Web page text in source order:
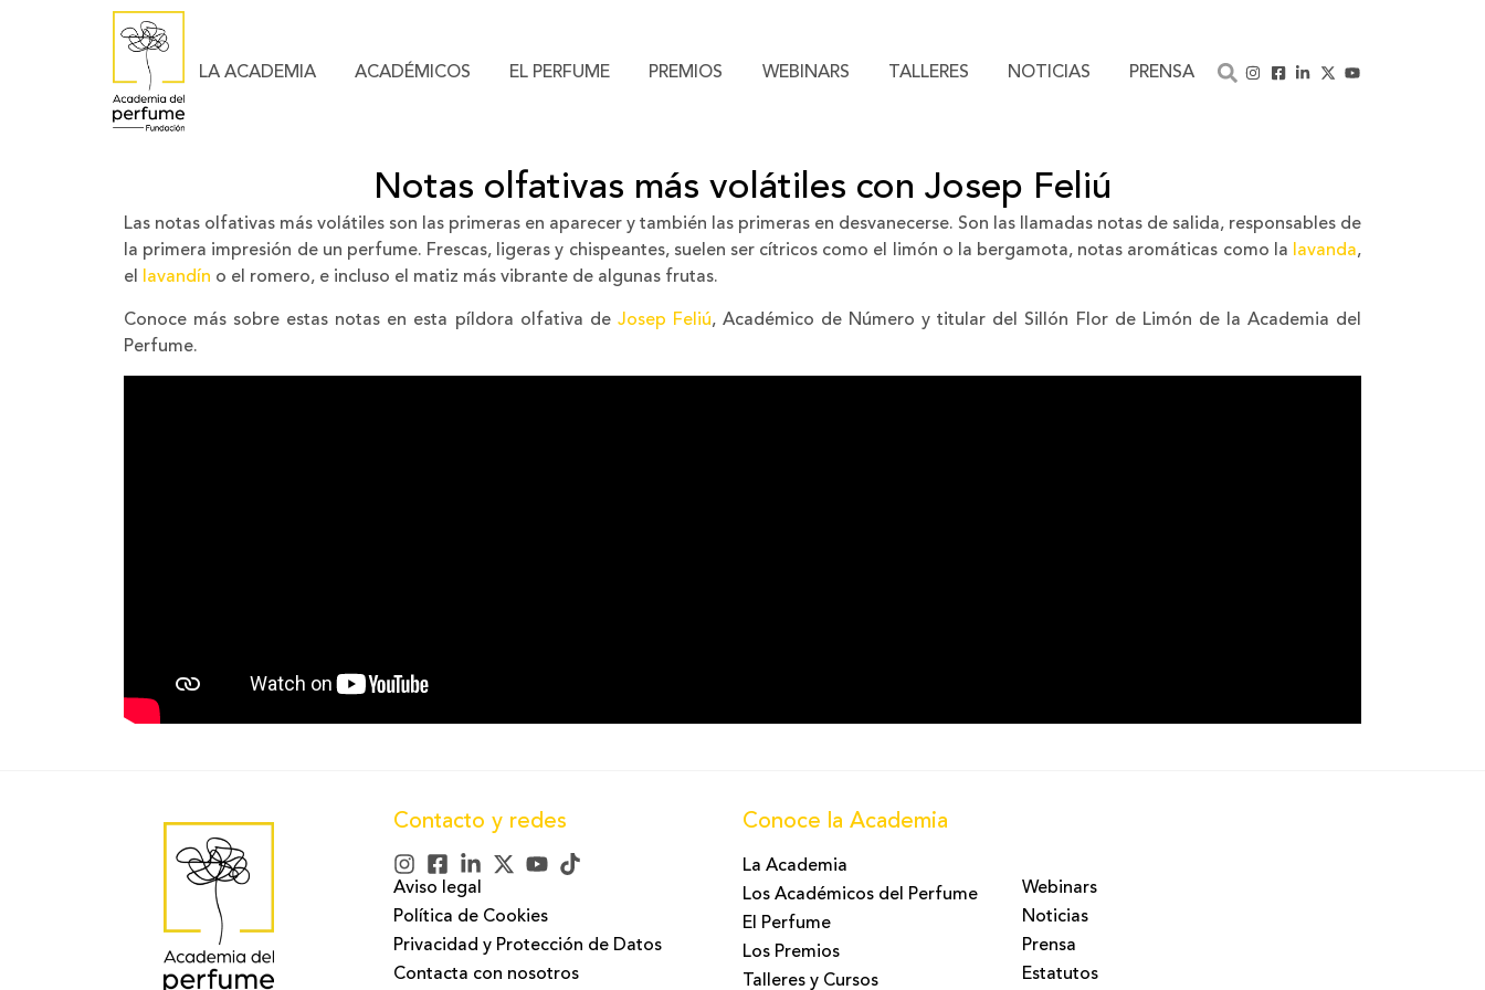
LA ACADEMIA ACADÉMICOS EL PERFUME PREMIOS WEBINARS TALLERES NOTICIAS PRENSA
Notas olfativas más volátiles con Josep Feliú
Las notas olfativas más volátiles son las primeras en aparecer y también las primeras en desvanecerse. Son las llamadas notas de salida, responsables de
la primera impresión de un perfume. Frescas, ligeras y chispeantes, suelen ser cítricos como el limón o la bergamota, notas aromáticas como la
lavanda,
el
lavandín o el romero, e incluso el matiz más vibrante de algunas frutas.
Conoce más sobre estas notas en esta píldora olfativa de Josep Feliú, Académico de Número y titular del Sillón Flor de Limón de la Academia del
Perfume.
Contacto y redes
Aviso legal
Política de Cookies
Privacidad y Protección de Datos
Contacta con nosotros
Conoce la Academia
La Academia
Los Académicos del Perfume
El Perfume
Los Premios
Talleres y Cursos
Webinars
Noticias
Prensa
Estatutos